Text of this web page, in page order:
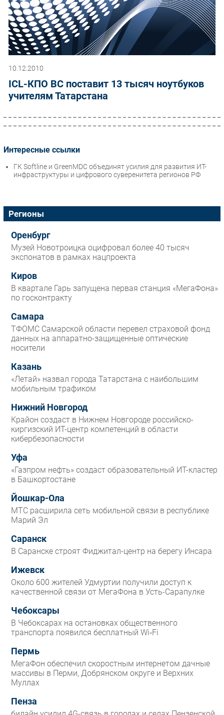
10.12.2010
ICL-КПО ВС поставит 13 тысяч ноутбуков
учителям Татарстана
Интересные ссылки
ГК Softline и GreenMDC объединят усилия для развития ИТ-
инфраструктуры и цифрового суверенитета регионов РФ
Регионы
Оренбург
Музей Новотроицка оцифровал более 40 тысяч
экспонатов в рамках нацпроекта
Киров
В квартале Гарь запущена первая станция «МегаФона»
по госконтракту
Самара
ТФОМС Самарской области перевел страховой фонд
данных на аппаратно-защищенные оптические
носители
Казань
«Летай» назвал города Татарстана с наибольшим
мобильным трафиком
Нижний Новгород
Крайон создаст в Нижнем Новгороде российско-
киргизский ИТ-центр компетенций в области
кибербезопасности
Уфа
«Газпром нефть» создаст образовательный ИТ-кластер
в Башкортостане
Йошкар-Ола
МТС расширила сеть мобильной связи в республике
Марий Эл
Саранск
В Саранске строят Фиджитал-центр на берегу Инсара
Ижевск
Около 600 жителей Удмуртии получили доступ к
качественной связи от МегаФона в Усть-Сарапулке
Чебоксары
В Чебоксарах на остановках общественного
транспорта появился бесплатный Wi‑Fi
Пермь
МегаФон обеспечил скоростным интернетом дачные
массивы в Перми, Добрянском округе и Верхних
Муллах
Пенза